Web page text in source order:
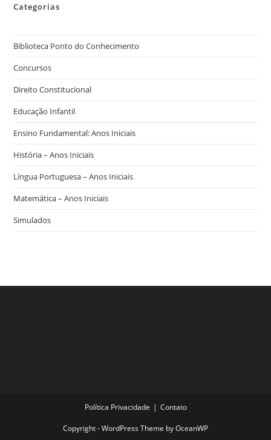
Categorias
Biblioteca Ponto do Conhecimento
Concursos
Direito Constitucional
Educação Infantil
Ensino Fundamental: Anos Iniciais
História – Anos Iniciais
Língua Portuguesa – Anos Iniciais
Matemática – Anos Iniciais
Simulados
Política Privacidade Contato
Copyright - WordPress Theme by OceanWP